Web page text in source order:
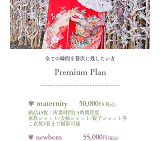
✾ maternity 50,000 円(税込)
納品45枚 / 所要時間1.5時間程度
家族ショット/夫婦ショット/親子ショット等
ご衣装3着まで撮影可能
✾ newborn 55,000 円​(税込)
Premium Plan
全ての瞬間を贅沢に残したい方